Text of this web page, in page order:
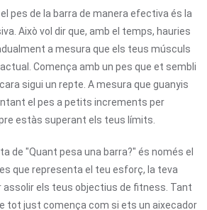
pes de la barra de manera efectiva és la
Això vol dir que, amb el temps, hauries
a mesura que els teus músculs
Comença amb un pes que et sembli
sigui un repte. A mesura que guanyis
el pes a petits increments per
estàs superant els teus límits.
de "Quant pesa una barra?" és només el
que representa el teu esforç, la teva
assolir els teus objectius de fitness. Tant
tot just comença com si ets un aixecador